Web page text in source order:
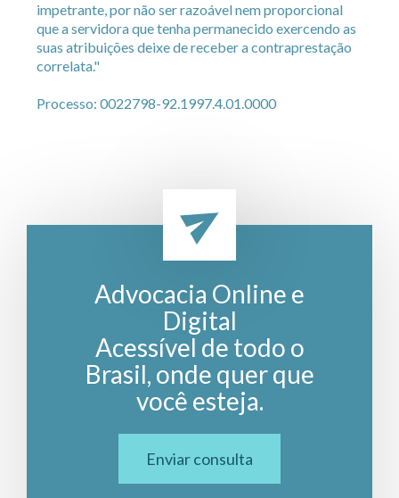
impetrante, por não ser razoável nem proporcional
que a servidora que tenha permanecido exercendo as
suas atribuições deixe de receber a contraprestação
correlata."
Processo: 0022798-92.1997.4.01.0000
Advocacia Online e
Digital
Acessível de todo o
Brasil, onde quer que
você esteja.
Enviar consulta